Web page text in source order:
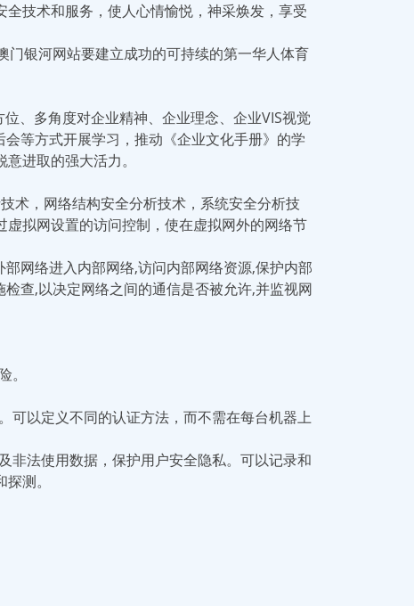
技术和服务，使人心情愉悦，神采焕发，享受
银河网站要建立成功的可持续的第一华人体育
、多角度对企业精神、企业理念、企业VIS视觉
等方式开展学习，推动《企业文化手册》的学
进取的强大活力。
术，网络结构安全分析技术，系统安全分析技
拟网设置的访问控制，使在虚拟网外的网络节
网络进入内部网络,访问内部网络资源,保护内部
查,以决定网络之间的通信是否被允许,并监视网
可以定义不同的认证方法，而不需在每台机器上
非法使用数据，保护用户安全隐私。可以记录和
测。